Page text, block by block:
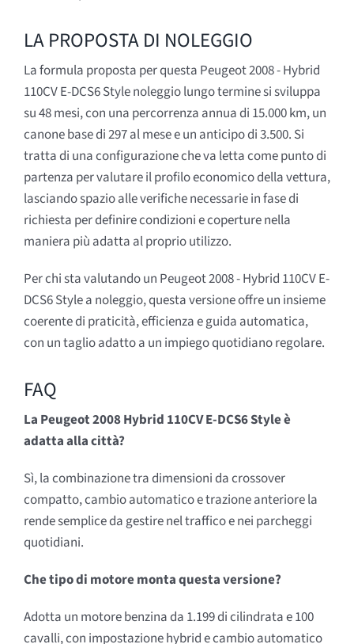
LA PROPOSTA DI NOLEGGIO
La formula proposta per questa Peugeot 2008 - Hybrid
110CV E-DCS6 Style noleggio lungo termine si sviluppa
su 48 mesi, con una percorrenza annua di 15.000 km, un
canone base di 297 al mese e un anticipo di 3.500. Si
tratta di una configurazione che va letta come punto di
partenza per valutare il profilo economico della vettura,
lasciando spazio alle verifiche necessarie in fase di
richiesta per definire condizioni e coperture nella
maniera più adatta al proprio utilizzo.
Per chi sta valutando un Peugeot 2008 - Hybrid 110CV E-
DCS6 Style a noleggio, questa versione offre un insieme
coerente di praticità, efficienza e guida automatica,
con un taglio adatto a un impiego quotidiano regolare.
FAQ
La Peugeot 2008 Hybrid 110CV E-DCS6 Style è
adatta alla città?
Sì, la combinazione tra dimensioni da crossover
compatto, cambio automatico e trazione anteriore la
rende semplice da gestire nel traffico e nei parcheggi
quotidiani.
Che tipo di motore monta questa versione?
Adotta un motore benzina da 1.199 di cilindrata e 100
cavalli, con impostazione hybrid e cambio automatico